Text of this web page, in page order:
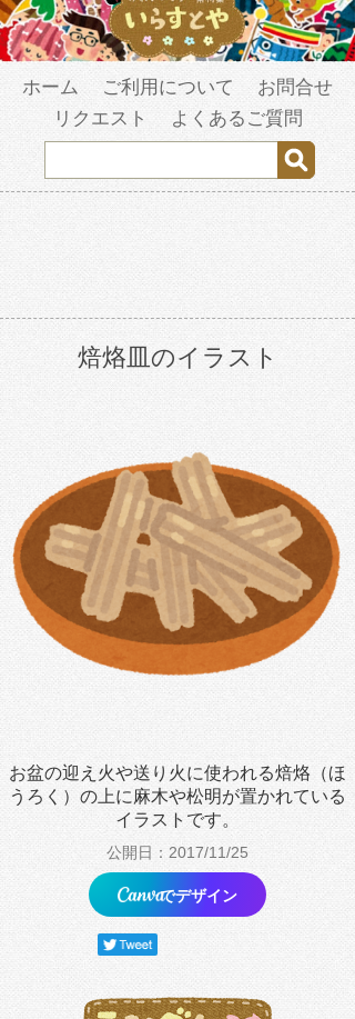
ホーム ご利用について
お問合せ
リクエスト
よくあるご質問
焙烙皿のイラスト
お盆の迎え火や送り火に使われる焙烙（ほ
うろく）の上に麻木や松明が置かれている
イラストです。
公開日：2017/11/25
でデザイン